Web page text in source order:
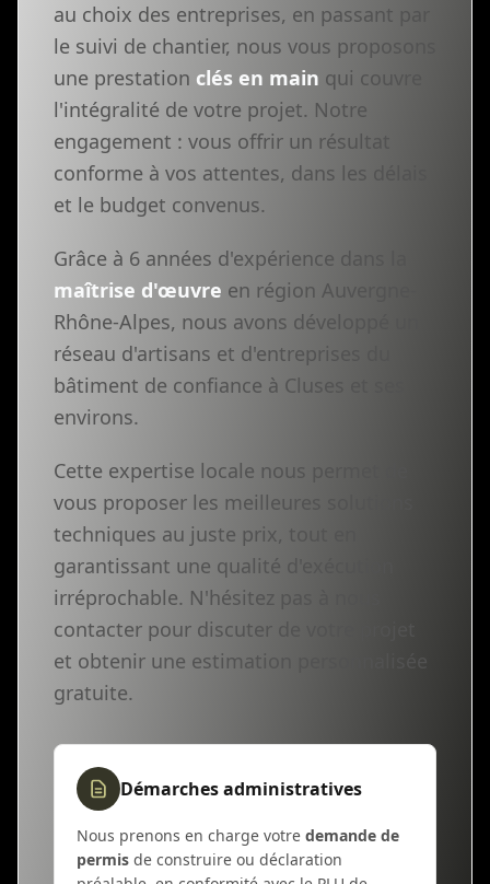
au choix des entreprises, en passant par
le suivi de chantier, nous vous proposons
une prestation clés en main qui couvre
l'intégralité de votre projet. Notre
engagement : vous offrir un résultat
conforme à vos attentes, dans les délais
et le budget convenus.
Grâce à 6 années d'expérience dans la
maîtrise d'œuvre en région Auvergne-
Rhône-Alpes, nous avons développé un
réseau d'artisans et d'entreprises du
bâtiment de confiance à Cluses et ses
environs.
Cette expertise locale nous permet de
vous proposer les meilleures solutions
techniques au juste prix, tout en
garantissant une qualité d'exécution
irréprochable. N'hésitez pas à nous
contacter pour discuter de votre projet
et obtenir une estimation personnalisée
gratuite.
Démarches administratives
Nous prenons en charge votre demande de
permis de construire ou déclaration